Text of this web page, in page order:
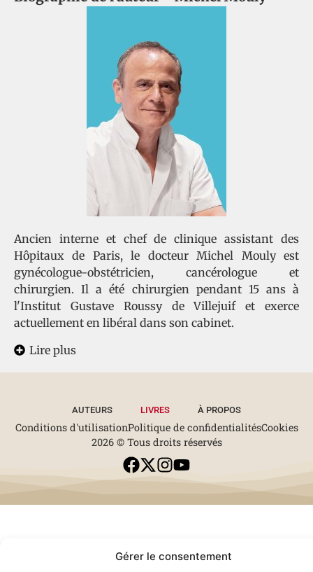
Gérer le consentement
Ancien interne et chef de clinique assistant des
Hôpitaux de Paris, le docteur Michel Mouly est
gynécologue-obstétricien, cancérologue et
chirurgien. Il a été chirurgien pendant 15 ans à
l'Institut Gustave Roussy de Villejuif et exerce
actuellement en libéral dans son cabinet.
Lire plus
AUTEURS LIVRES À PROPOS
Conditions d'utilisationPolitique de confidentialitésCookies
2026 © Tous droits réservés